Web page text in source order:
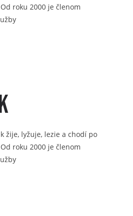
roku 2000 je členom
žije, lyžuje, lezie a chodí po
roku 2000 je členom